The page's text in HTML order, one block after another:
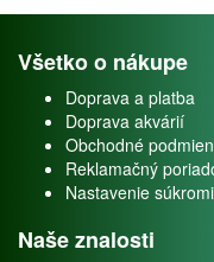
Všetko o nákupe
Doprava a platba
Doprava akvárií
Obchodné
Reklamačný
Nastavenie
Naše znalosti